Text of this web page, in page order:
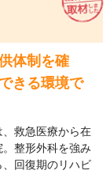
体制を確
きる環境で
救急医療から在
整形外科を強み
回復期のリハビ